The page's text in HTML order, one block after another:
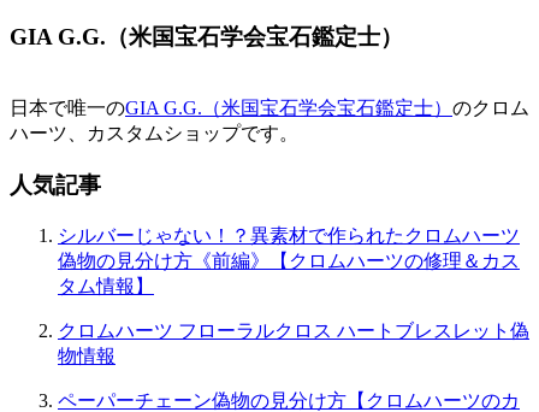
GIA G.G.（米国宝石学会宝石鑑定士）
日本で唯一のGIA G.G.（米国宝石学会宝石鑑定士） のクロム
ハーツ、カスタムショップです。
人気記事
シルバーじゃない！？異素材で作られたクロムハーツ
偽物の見分け方《前編》【クロムハーツの修理＆カス
タム情報】
クロムハーツ フローラルクロス ハートブレスレット偽
物情報
ペーパーチェーン偽物の見分け方【クロムハーツのカ